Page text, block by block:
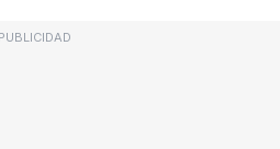
PUBLICIDAD